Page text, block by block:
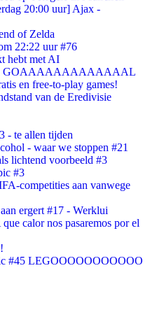
20:00 uur] Ajax -
of Zelda
22:22 uur #76
hebt met AI
GOAAAAAAAAAAAAAL
en free-to-play games!
van de Eredivisie
- te allen tijden
- waar we stoppen #21
lichtend voorbeeld #3
#3
competities aan vanwege
ergert #17 - Werklui
calor nos pasaremos por el
#45 LEGOOOOOOOOOOO